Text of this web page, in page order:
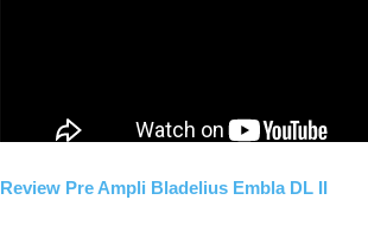
Review Pre Ampli Bladelius Embla DL II